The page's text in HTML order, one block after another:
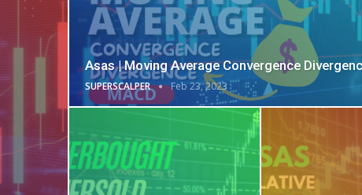
Asas | Moving Average Convergence
SUPERSCALPER Feb 23, 2023